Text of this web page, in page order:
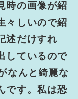
時の画像が紹
々しいので紹
述だけすれ
しているので
なんと綺麗な
です。私は恐